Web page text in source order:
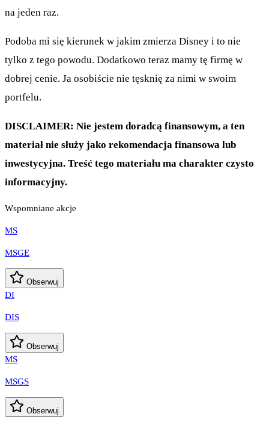
na jeden raz.
Podoba mi się kierunek w jakim zmierza Disney i to nie
tylko z tego powodu. Dodatkowo teraz mamy tę firmę w
dobrej cenie. Ja osobiście nie tęsknię za nimi w swoim
portfelu.
DISCLAIMER: Nie jestem doradcą finansowym, a ten
materiał nie służy jako rekomendacja finansowa lub
inwestycyjna. Treść tego materiału ma charakter czysto
informacyjny.
Wspomniane akcje
MS
MSGE
Obserwuj
DI
DIS
Obserwuj
MS
MSGS
Obserwuj